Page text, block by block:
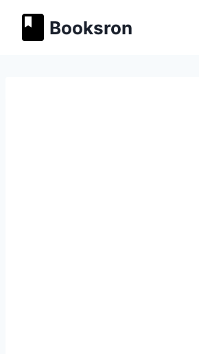
содержимому
Booksron